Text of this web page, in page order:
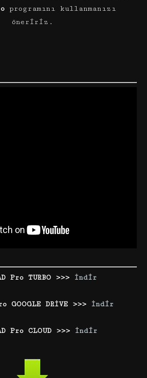
programını kullanmanızı
öneririz.
Pro TURBO >>> İndir
GOOGLE DRİVE >>> İndir
Pro CLOUD >>> İndir